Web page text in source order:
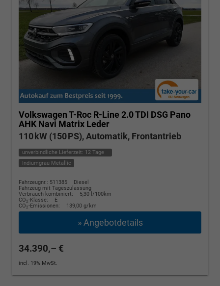
Volkswagen T-Roc R-Line 2.0 TDI DSG Pano
AHK Navi Matrix Leder
110 kW (150 PS), Automatik, Frontantrieb
unverbindliche Lieferzeit: 12 Tage
Indiumgrau Metallic
Fahrzeugnr.: 511385
Diesel
Fahrzeug mit Tageszulassung
Verbrauch kombiniert:
5,30 l/100km
CO2-Klasse:
E
CO2-Emissionen: 139,00 g/km
» Angebotdetails
34.390,– €
incl. 19% MwSt.